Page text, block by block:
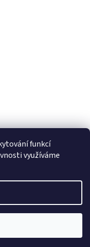
funkcí
využíváme
práva vyhrazena.